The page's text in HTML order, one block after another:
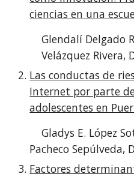
ciencias en una
Glendalí Delgado
Velázquez Rivera,
Las conductas de
Internet por parte
adolescentes en
Gladys E. López
Pacheco Sepúlveda,
Factores